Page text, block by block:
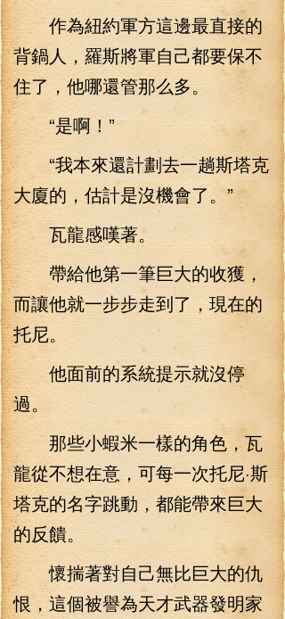
作為紐約軍方這邊最直接的
背鍋人，羅斯將軍自己都要保不
住了，他哪還管那么多。
“是啊！”
“我本來還計劃去一趟斯塔克
大廈的，估計是沒機會了。”
瓦龍感嘆著。
帶給他第一筆巨大的收獲，
而讓他就一步步走到了，現在的
托尼。
他面前的系統提示就沒停
過。
那些小蝦米一樣的角色，瓦
龍從不想在意，可每一次托尼·斯
塔克的名字跳動，都能帶來巨大
的反饋。
懷揣著對自己無比巨大的仇
恨，這個被譽為天才武器發明家